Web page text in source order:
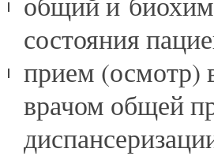
состояния
прием (осмотр)
врачом общей